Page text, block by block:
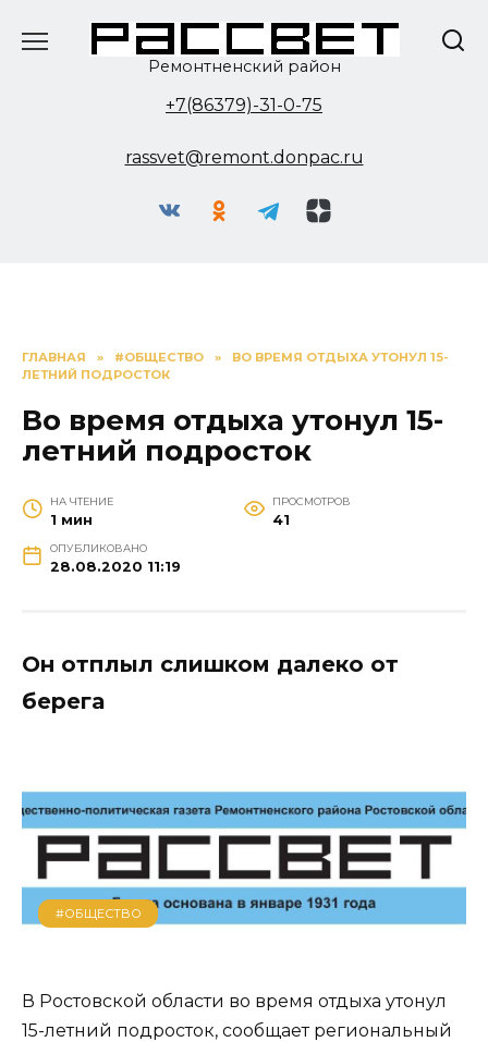
Ремонтненский район
+7(86379)-31-0-75
rassvet@remont.donpac.ru
ГЛАВНАЯ » #ОБЩЕСТВО »
ВО ВРЕМЯ ОТДЫХА УТОНУЛ 15-
ЛЕТНИЙ ПОДРОСТОК
Во время отдыха утонул 15-
летний подросток
НА ЧТЕНИЕ
1 мин
ПРОСМОТРОВ
41
ОПУБЛИКОВАНО
28.08.2020 11:19
Он отплыл слишком далеко от
берега
#ОБЩЕСТВО
В Ростовской области во время отдыха утонул
15-летний подросток, сообщает региональный